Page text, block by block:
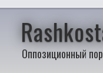
Оппозиционный